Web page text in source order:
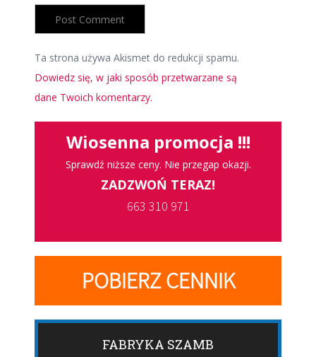
Ta strona używa Akismet do redukcji spamu.
Dowiedz się, w jaki sposób przetwarzane są
dane Twoich komentarzy.
Wiosenna promocja !!!
Sprawdź niższe ceny. Nie przegap okazji.
ZADZWOŃ TERAZ!
663 310 971
POBIERZ CENNIK
FABRYKA SZAMB